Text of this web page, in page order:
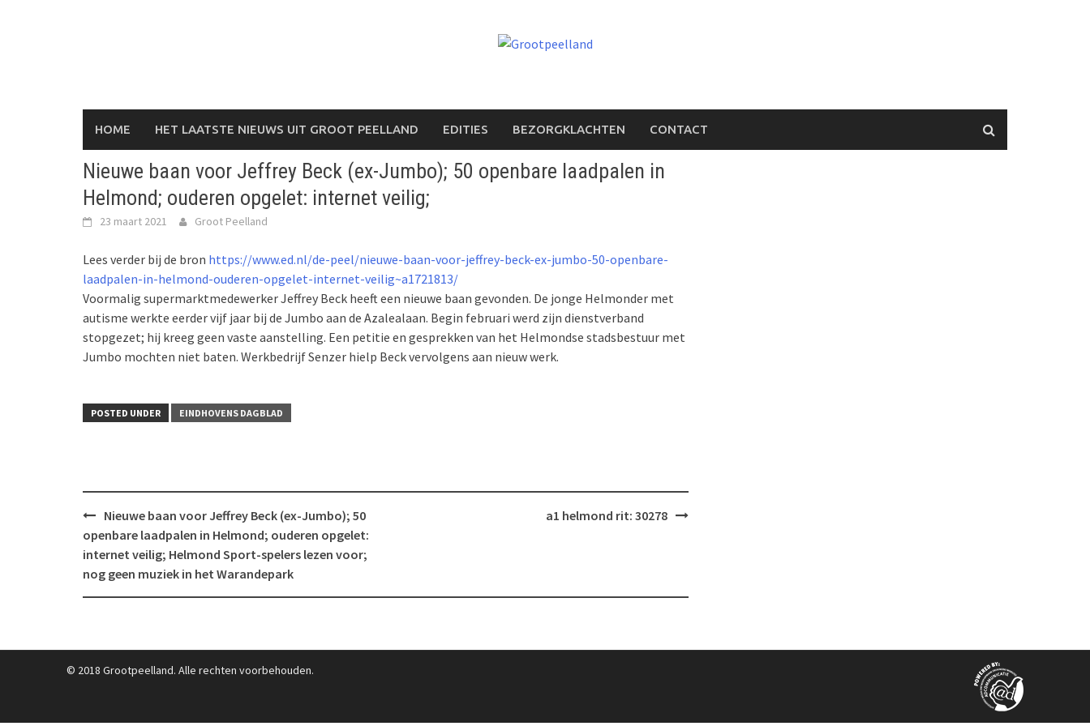
HOME HET LAATSTE NIEUWS UIT GROOT PEELLAND EDITIES BEZORGKLACHTEN CONTACT
Nieuwe baan voor Jeffrey Beck (ex-Jumbo); 50 openbare laadpalen in
Helmond; ouderen opgelet: internet veilig;
23 maart 2021 Groot Peelland
Lees verder bij de bron https://www.ed.nl/de-peel/nieuwe-baan-voor-jeffrey-beck-ex-jumbo-50-openbare-
laadpalen-in-helmond-ouderen-opgelet-internet-veilig~a1721813/
Voormalig supermarktmedewerker Jeffrey Beck heeft een nieuwe baan gevonden. De jonge Helmonder met
autisme werkte eerder vijf jaar bij de Jumbo aan de Azalealaan. Begin februari werd zijn dienstverband
stopgezet; hij kreeg geen vaste aanstelling. Een petitie en gesprekken van het Helmondse stadsbestuur met
Jumbo mochten niet baten. Werkbedrijf Senzer hielp Beck vervolgens aan nieuw werk.
POSTED UNDER EINDHOVENS DAGBLAD
Post
navigation
Nieuwe baan voor Jeffrey Beck (ex-Jumbo); 50
openbare laadpalen in Helmond; ouderen opgelet:
internet veilig; Helmond Sport-spelers lezen voor;
nog geen muziek in het Warandepark
a1 helmond rit: 30278
© 2018 Grootpeelland. Alle rechten voorbehouden.